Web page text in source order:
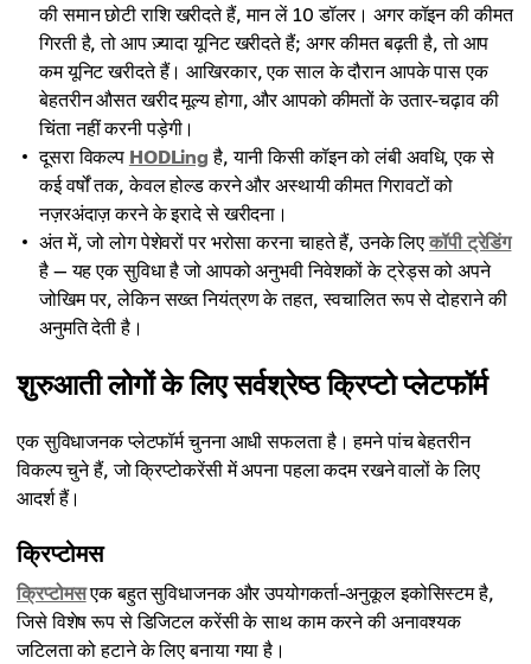
की समान छोटी राशि खरीदते हैं, मान लें 10 डॉलर। अगर कॉइन की कीमत
गिरती है, तो आप ज़्यादा यूनिट खरीदते हैं; अगर कीमत बढ़ती है, तो आप
कम यूनिट खरीदते हैं। आखिरकार, एक साल के दौरान आपके पास एक
बेहतरीन औसत खरीद मूल्य होगा, और आपको कीमतों के उतार-चढ़ाव की
चिंता नहीं करनी पड़ेगी।
दूसरा विकल्प HODLing है, यानी किसी कॉइन को लंबी अवधि, एक से
कई वर्षों तक, केवल होल्ड करने और अस्थायी कीमत गिरावटों को
नज़रअंदाज़ करने के इरादे से खरीदना।
अंत में, जो लोग पेशेवरों पर भरोसा करना चाहते हैं, उनके लिएकॉपी ट्रेडिंग
है — यह एक सुविधा है जो आपको अनुभवी निवेशकों के ट्रेड्स को अपने
जोखिम पर, लेकिन सख्त नियंत्रण के तहत, स्वचालित रूप से दोहराने की
अनुमति देती है।
शुरुआती लोगों के लिए सर्वश्रेष्ठ क्रिप्टो प्लेटफॉर्म
एक सुविधाजनक प्लेटफॉर्म चुनना आधी सफलता है। हमने पांच बेहतरीन
विकल्प चुने हैं, जो क्रिप्टोकरेंसी में अपना पहला कदम रखने वालों के लिए
आदर्श हैं।
क्रिप्टोमस
क्रिप्टोमसएक बहुत सुविधाजनक और उपयोगकर्ता-अनुकूल इकोसिस्टम है,
जिसे विशेष रूप से डिजिटल करेंसी के साथ काम करने की अनावश्यक
जटिलता को हटाने के लिए बनाया गया है।